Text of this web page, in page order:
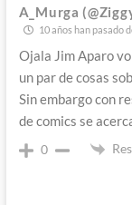
A_Murga
10 años han pasado
Ojala Jim Aparo
un par de cosas
Sin embargo con
de comics se
0